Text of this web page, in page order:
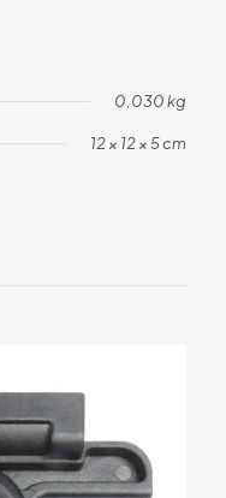
0,030 kg
12 × 12 × 5 cm